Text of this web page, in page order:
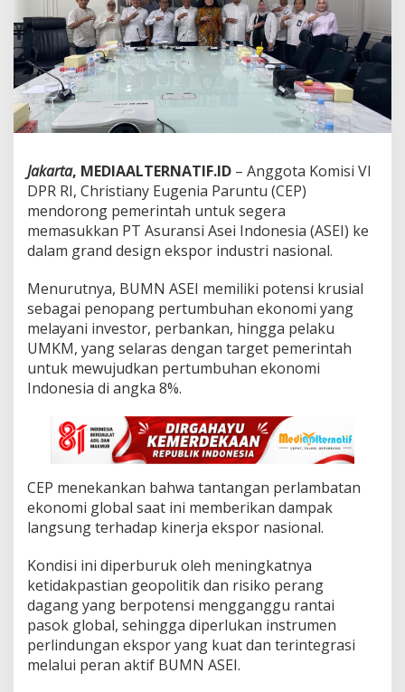
a
s
u
k
r
a
n
D
e
s
i
g
n
k
s
p
o
r
a
s
o
n
a
d
e
m
a
r
g
e
E
Jakarta, MEDIAALTERNATIF.ID – Anggota Komisi VI
DPR RI, Christiany Eugenia Paruntu (CEP)
mendorong pemerintah untuk segera
memasukkan PT Asuransi Asei Indonesia (ASEI) ke
dalam grand design ekspor industri nasional.
Menurutnya, BUMN ASEI memiliki potensi krusial
sebagai penopang pertumbuhan ekonomi yang
melayani investor, perbankan, hingga pelaku
UMKM, yang selaras dengan target pemerintah
untuk mewujudkan pertumbuhan ekonomi
Indonesia di angka 8%.
‎CEP menekankan bahwa tantangan perlambatan
ekonomi global saat ini memberikan dampak
langsung terhadap kinerja ekspor nasional.
‎Kondisi ini diperburuk oleh meningkatnya
ketidakpastian geopolitik dan risiko perang
dagang yang berpotensi mengganggu rantai
pasok global, sehingga diperlukan instrumen
perlindungan ekspor yang kuat dan terintegrasi
melalui peran aktif BUMN ASEI.